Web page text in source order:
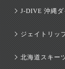
J-DIVE 沖縄
ジェイトリッ
北海道スキー